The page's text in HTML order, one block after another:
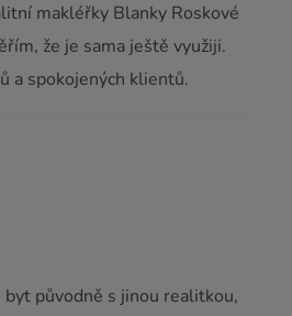
makléřky Blanky Roskové
že je sama ještě využiji.
a spokojených klientů.
byt původně s jinou realitkou,